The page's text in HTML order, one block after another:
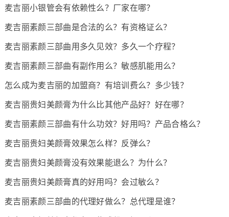
麦吉丽小银管会有依赖性么？厂家在哪？
麦吉丽素颜三部曲是合法的么？有资格证么？
麦吉丽素颜三部曲用多久见效？多久一个疗程？
麦吉丽素颜三部曲有副作用么？敏感肌能用么？
怎么成为麦吉丽的加盟商？有培训费么？多少钱？
麦吉丽贵妇美颜膏为什么比其他产品好？好在哪？
麦吉丽素颜三部曲有什么功效？好用吗？产品合格么？
麦吉丽贵妇美颜膏效果怎么样？反弹么？
麦吉丽贵妇美颜膏没有效果能退么？为什么？
麦吉丽贵妇美颜膏真的好用吗？会过敏么？
麦吉丽素颜三部曲的代理好做么？总代理是谁？